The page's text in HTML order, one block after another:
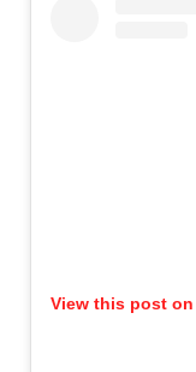
View this post